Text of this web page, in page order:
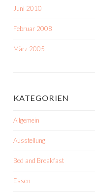
Juni 2010
Februar 2008
März 2005
KATEGORIEN
Allgemein
Ausstellung
Bed and Breakfast
Essen